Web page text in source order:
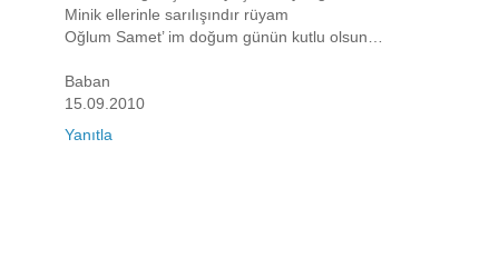
Minik ellerinle sarılışındır rüyam
Oğlum Samet’ im doğum günün kutlu olsun…
Baban
15.09.2010
Yanıtla